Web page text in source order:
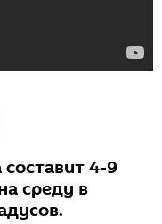
4-9
среду в